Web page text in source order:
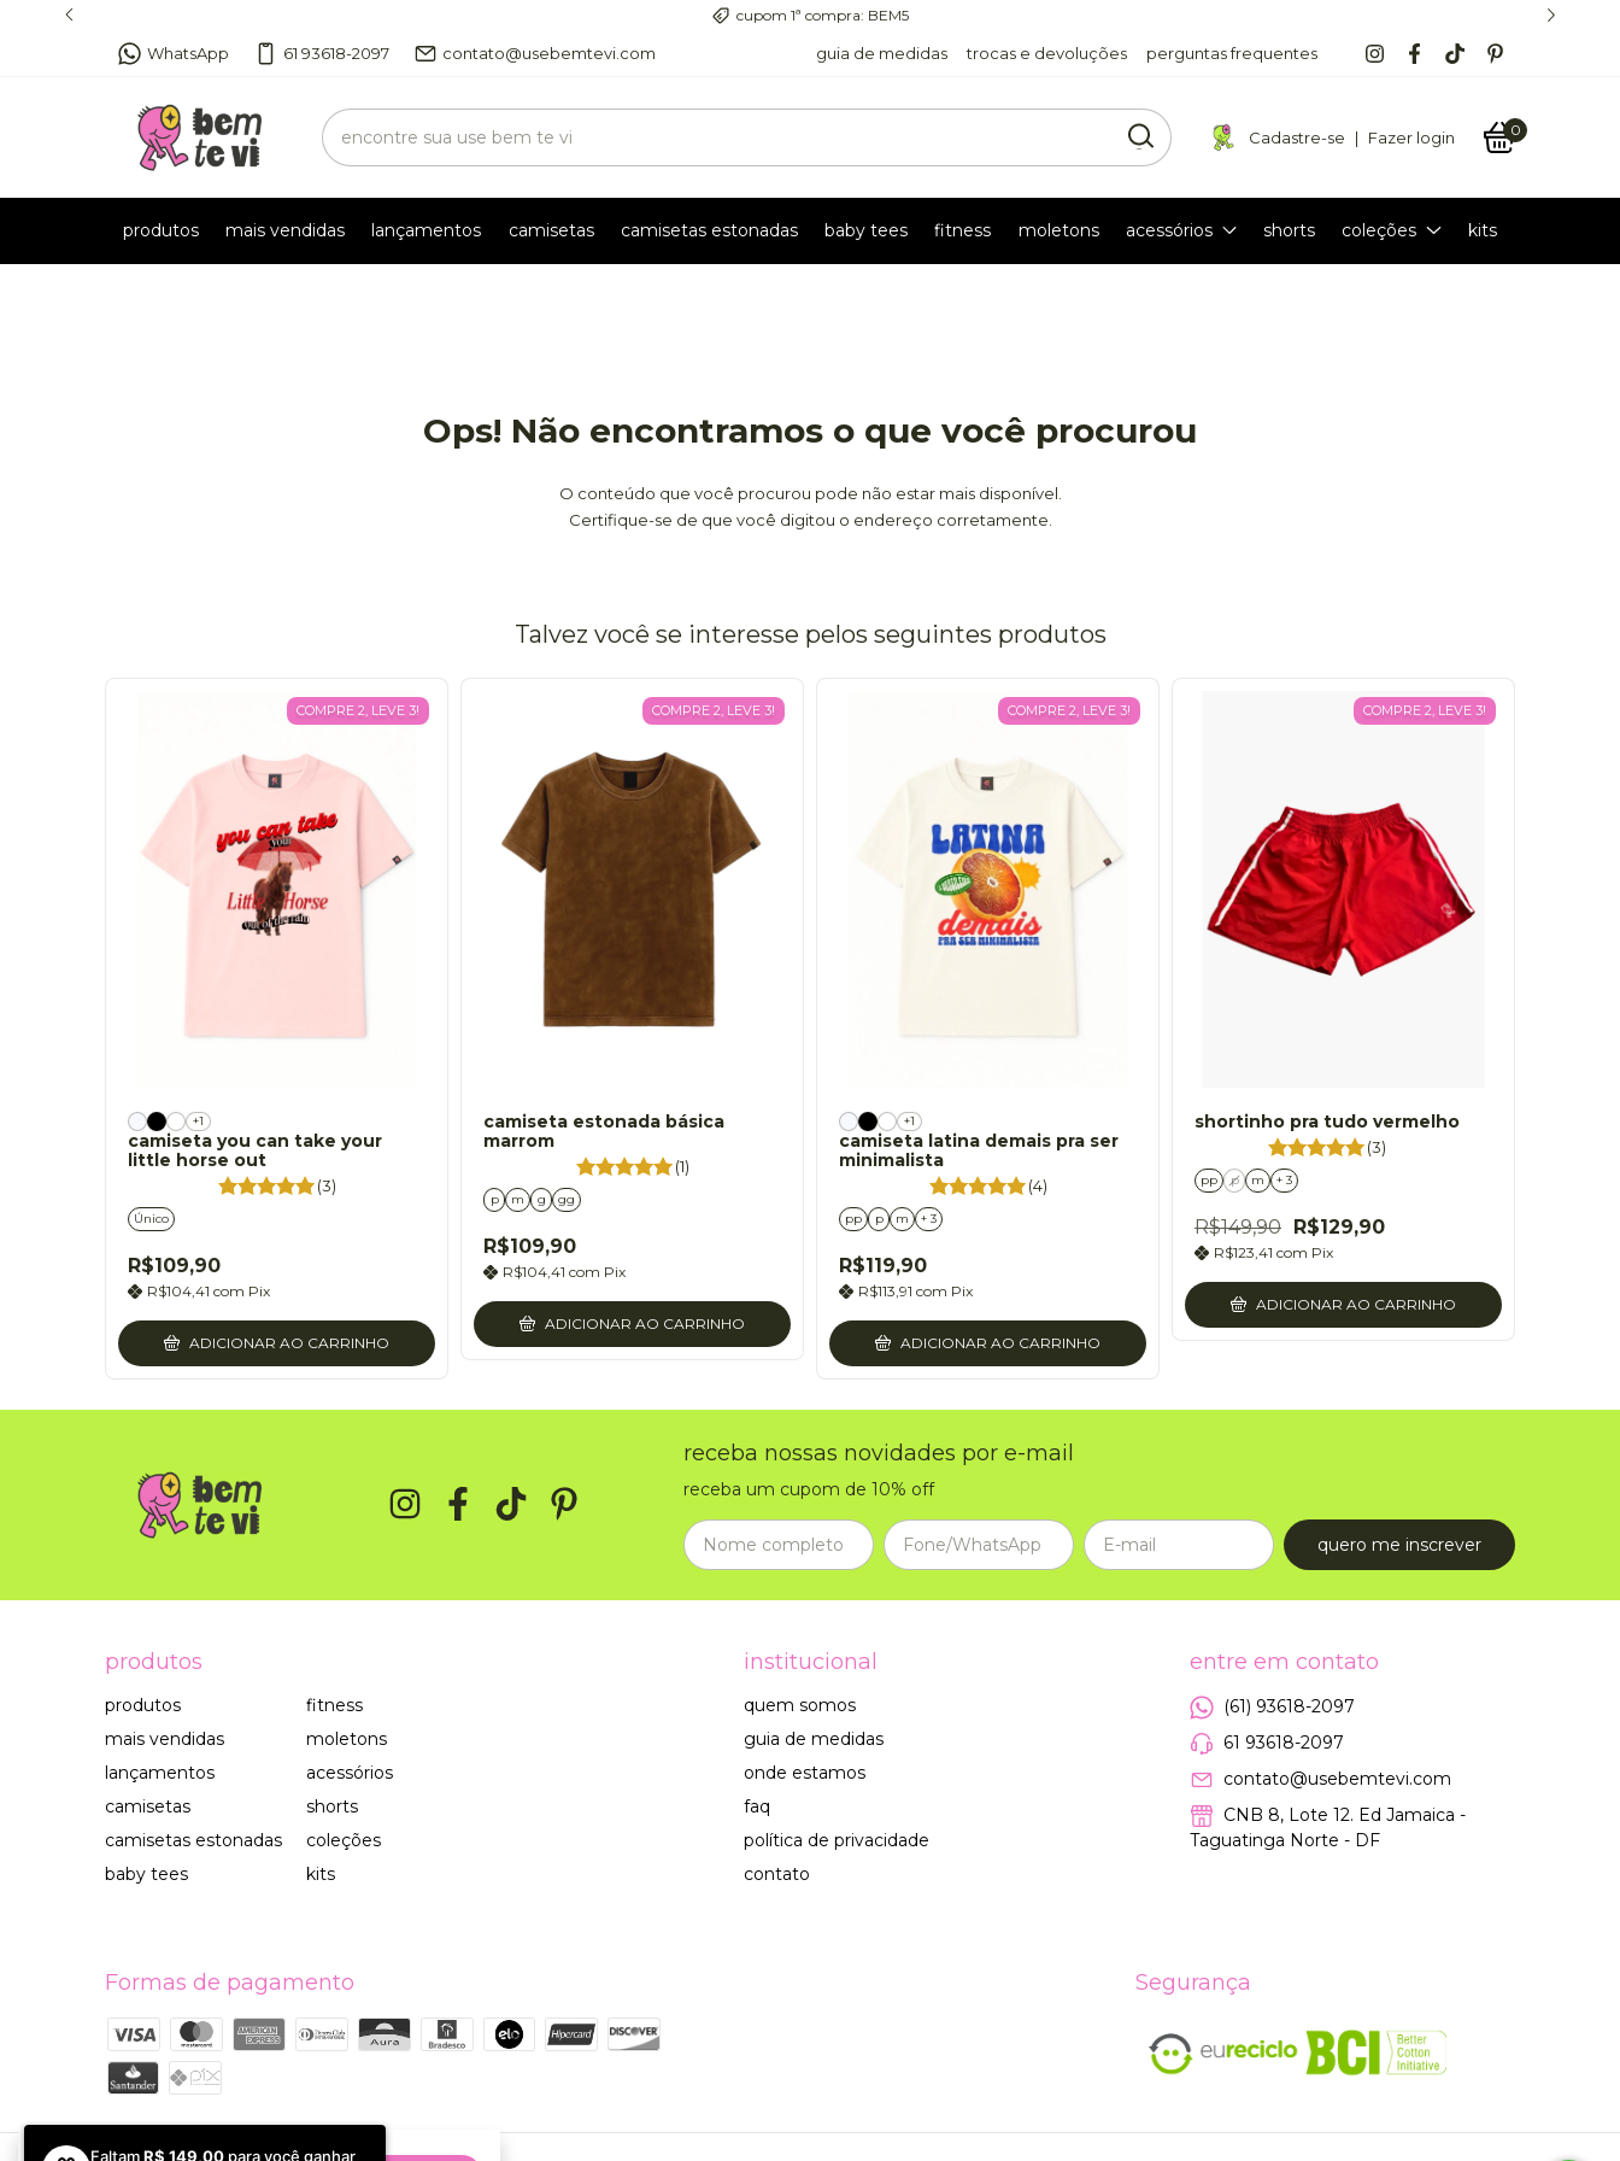
cupom 1ª compra: BEM5
WhatsApp 61 93618-2097 contato@usebemtevi.com guia de medidas trocas e devoluções perguntas frequentes
Cadastre-se | Fazer login 0
produtos mais vendidas lançamentos camisetas camisetas estonadas baby tees fitness moletons acessórios shorts coleções kits
Ao navegar por este sitevocê
Ops! Não encontramos o que você procurou
O conteúdo que você procurou pode não estar mais disponível.
Certifique-se de que você digitou o endereço corretamente.
Talvez você se interesse pelos seguintes produtos
COMPRE 2, LEVE 3!
+1
camiseta you can take your
little horse out
(3)
Único
R$109,90
R$104,41 com Pix
ADICIONAR AO CARRINHO
COMPRE 2, LEVE 3!
camiseta estonada básica
marrom
(1)
p m g gg
R$109,90
R$104,41 com Pix
ADICIONAR AO CARRINHO
COMPRE 2, LEVE 3!
+1
camiseta latina demais pra ser
minimalista
(4)
pp p m + 3
R$119,90
R$113,91 com Pix
ADICIONAR AO CARRINHO
COMPRE 2, LEVE 3!
shortinho pra tudo vermelho
(3)
pp p m + 3
R$149,90 R$129,90
R$123,41 com Pix
ADICIONAR AO CARRINHO
receba nossas novidades por e-mail
receba um cupom de 10% off
produtos
produtos
mais vendidas
lançamentos
camisetas
camisetas estonadas
baby tees
fitness
moletons
acessórios
shorts
coleções
kits
institucional
quem somos
guia de medidas
onde estamos
faq
política de privacidade
contato
entre em contato
(61) 93618-2097
61 93618-2097
contato@usebemtevi.com
CNB 8, Lote 12. Ed Jamaica -
Taguatinga Norte - DF
Formas de pagamento Segurança
FaltamR$ 149,00 para você ganhar